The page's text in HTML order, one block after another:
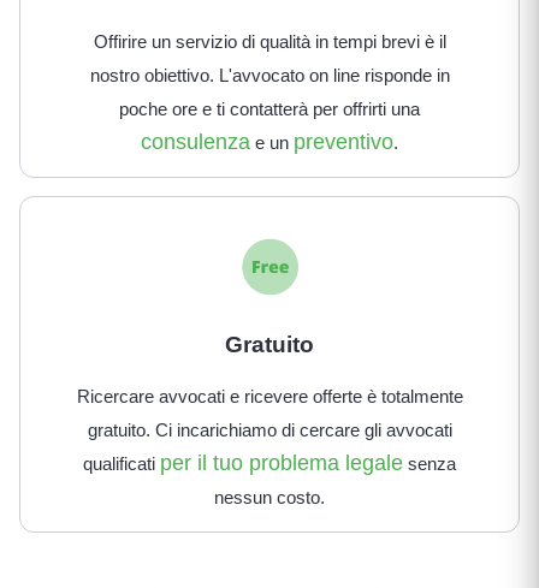
Offirire un servizio di qualità in tempi brevi è il
nostro obiettivo. L'avvocato on line risponde in
poche ore e ti contatterà per offrirti una
consulenza e un preventivo.
Gratuito
Ricercare avvocati e ricevere offerte è totalmente
gratuito. Ci incarichiamo di cercare gli avvocati
qualificati per il tuo problema legale senza
nessun costo.